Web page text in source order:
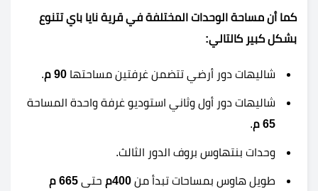
كما أن مساحة الوحدات المختلفة في قرية نايا باي تتنوع
بشكل كبير كالتالي:
شاليهات دور أرضي تتضمن غرفتين مساحتها .
شاليهات دور أول وثاني استوديو غرفة واحدة المساحة
65 م
.
وحدات بنتهاوس بروف الدور الثالث.
طويل هاوس بمساحات تبدأ من 400م حتى 665 م